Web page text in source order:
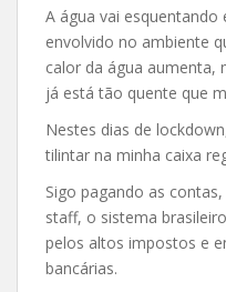
A água vai
envolvido no ambiente
calor da água aumenta,
já está tão quente que
Nestes dias de
tilintar na minha caixa
Sigo pagando as
staff, o sistema
pelos altos impostos e
bancárias.